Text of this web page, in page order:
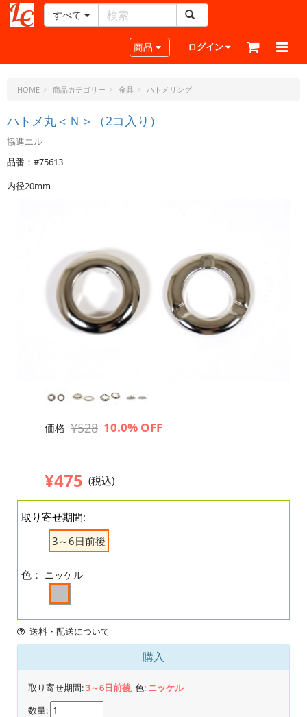
ー
ラ
ト・
ド
ッ
ト・
ジ
ェ
すべて
Toggle navigation
商品 ログイン
HOME 商品カテゴリー 金具 ハトメリング
ハトメ丸＜Ｎ＞（2コ入り）
協進エル
品番：#75613
内径20mm
価格 ¥528 10.0% OFF
¥475 (税込)
取り寄せ期間:
3～6日前後
色： ニッケル
送料・配送について
購入
取り寄せ期間:3～6日前後, 色: ニッケル
数量: